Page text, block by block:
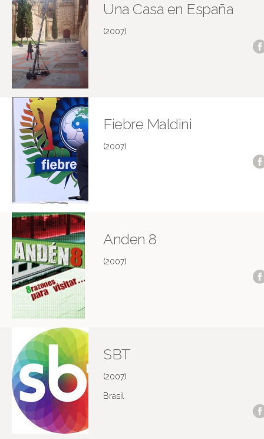
Una Casa en España
(2007)
Fiebre Maldini
(2007)
Anden 8
(2007)
SBT
(2007)
Brasil